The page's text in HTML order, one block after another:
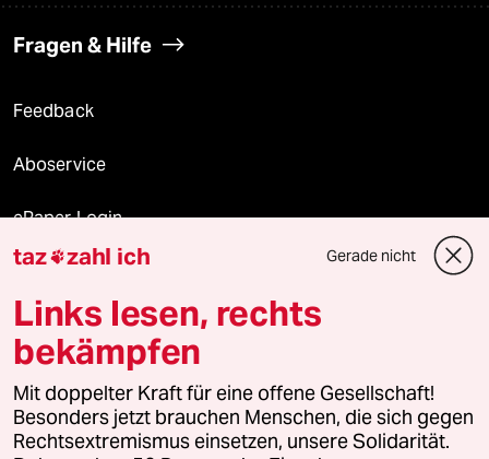
Fragen & Hilfe
Feedback
Aboservice
ePaper Login
Downloads für Abonnierende
© 2026 taz Verlags und Vertriebs GmbH
Alle Rechte vorbehalten. Bei rechtlichen Fragen oder für Genehmigungen
wenden Sie sich bitte an
lizenzen@taz.de
taz zahl ich Gerade nicht
Links lesen, rechts
bekämpfen
Mit doppelter Kraft für eine offene Gesellschaft!
Besonders jetzt brauchen Menschen, die sich gegen
Rechtsextremismus einsetzen, unsere Solidarität.